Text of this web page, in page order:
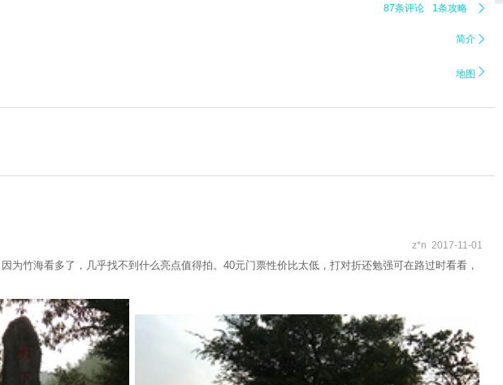
87条评论 1条攻略 
简介 
地图 
z*n 2017-11-01
竹海看多了，几乎找不到什么亮点值得拍。40元门票性价比太低，打对折还勉强可在路过时看看，